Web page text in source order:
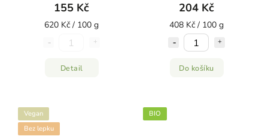
155 Kč
620 Kč / 100 g
Detail
204 Kč
408 Kč / 100 g
Do košíku
Vegan
Bez lepku
BIO